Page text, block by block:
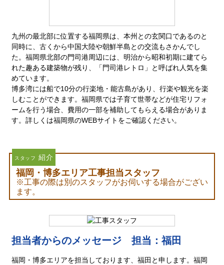
九州の最北部に位置する福岡県は、本州との玄関口であるのと
同時に、古くから中国大陸や朝鮮半島との交流もさかんでし
た。福岡県北部の門司港周辺には、明治から昭和初期に建てら
れた趣ある建築物が残り、「門司港レトロ」と呼ばれ人気を集
めています。
博多湾には船で10分の行楽地・能古島があり、行楽や観光を楽
しむことができます。福岡県では子育て世帯などが住宅リフォ
ームを行う場合、費用の一部を補助してもらえる場合がありま
す。詳しくは福岡県のWEBサイトをご確認ください。
スタッフ 紹介
福岡・博多エリア工事担当スタッフ
※工事の際は別のスタッフがお伺いする場合がござい
ます。
担当者からのメッセージ 担当：福田
福岡・博多エリアを担当しております、福田と申します。福岡